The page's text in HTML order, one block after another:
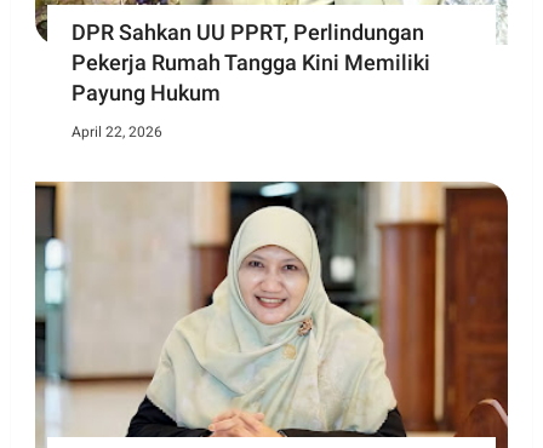
DPR Sahkan UU PPRT, Perlindungan
Pekerja Rumah Tangga Kini Memiliki
Payung Hukum
April 22, 2026